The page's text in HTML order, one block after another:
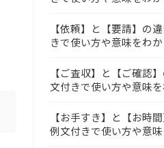
【依頼】と【要請】の
きで使い方や意味をわ
【ご査収】と【ご確認
文付きで使い方や意味
【お手すき】と【お時
例文付きで使い方や意